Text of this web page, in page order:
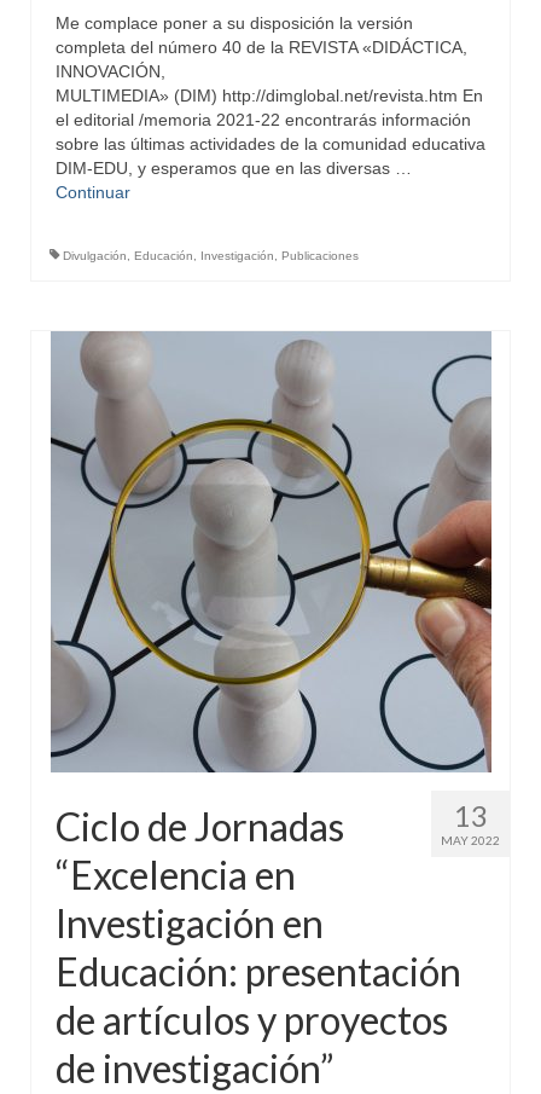
Me complace poner a su disposición la versión
completa del número 40 de la REVISTA «DIDÁCTICA,
INNOVACIÓN,
MULTIMEDIA» (DIM) http://dimglobal.net/revista.htm En
el editorial /memoria 2021-22 encontrarás información
sobre las últimas actividades de la comunidad educativa
DIM-EDU, y esperamos que en las diversas …
Continuar
Divulgación, Educación, Investigación, Publicaciones
13
MAY 2022
Ciclo de Jornadas
“Excelencia en
Investigación en
Educación: presentación
de artículos y proyectos
de investigación”